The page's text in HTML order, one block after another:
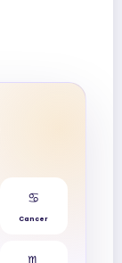
♋︎
Cancer